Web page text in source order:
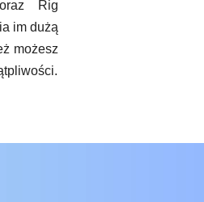
Rig
im dużą
możesz